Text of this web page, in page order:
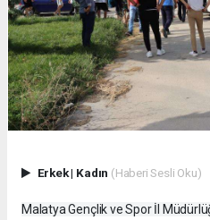
Erkek| Kadın (Haberi Sesli Oku)
Malatya Gençlik ve Spor İl